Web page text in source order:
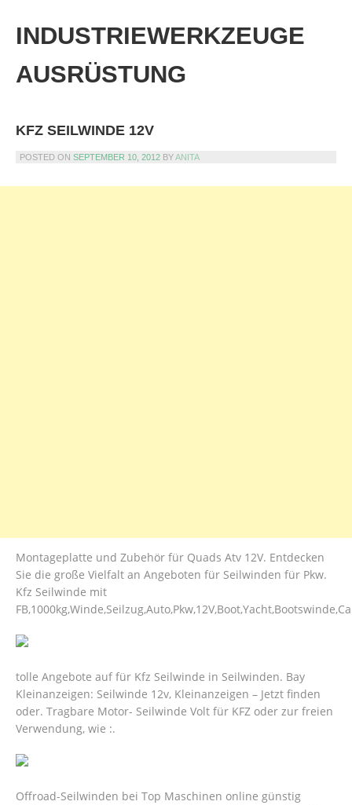
content
INDUSTRIEWERKZEUGE
AUSRÜSTUNG
KFZ SEILWINDE 12V
POSTED ON SEPTEMBER 10, 2012 BYANITA
Montageplatte und Zubehör für Quads Atv 12V. Entdecken
Sie die große Vielfalt an Angeboten für Seilwinden für Pkw.
Kfz Seilwinde mit
tolle Angebote auf für Kfz Seilwinde in Seilwinden. Bay
Kleinanzeigen: Seilwinde 12v, Kleinanzeigen – Jetzt finden
oder. Tragbare Motor- Seilwinde Volt für KFZ oder zur freien
Verwendung, wie :.
Offroad-Seilwinden bei Top Maschinen online günstig